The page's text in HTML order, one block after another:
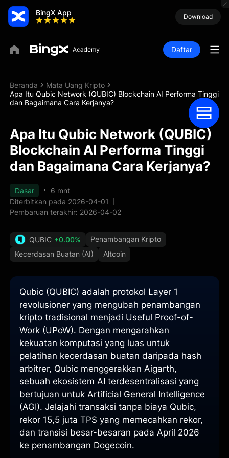
BingX App Download
Daftar
Beranda
Mata Uang Kripto
Apa Itu Qubic Network (QUBIC) Blockchain AI Performa Tinggi
dan Bagaimana Cara Kerjanya?
Apa Itu Qubic Network (QUBIC)
Blockchain AI Performa Tinggi
dan Bagaimana Cara Kerjanya?
Dasar
6 mnt
Diterbitkan pada 2026-04-01
Pembaruan terakhir: 2026-04-02
QUBIC +0.00%
Penambangan Kripto
Kecerdasan Buatan (AI)
Altcoin
Qubic (QUBIC) adalah protokol Layer 1
revolusioner yang mengubah penambangan
kripto tradisional menjadi Useful Proof-of-
Work (UPoW). Dengan mengarahkan
kekuatan komputasi yang luas untuk
pelatihan kecerdasan buatan daripada hash
arbitrer, Qubic menggerakkan Aigarth,
sebuah ekosistem AI terdesentralisasi yang
bertujuan untuk Artificial General Intelligence
(AGI). Jelajahi transaksi tanpa biaya Qubic,
rekor 15,5 juta TPS yang memecahkan rekor,
dan transisi besar-besaran pada April 2026
ke penambangan Dogecoin.